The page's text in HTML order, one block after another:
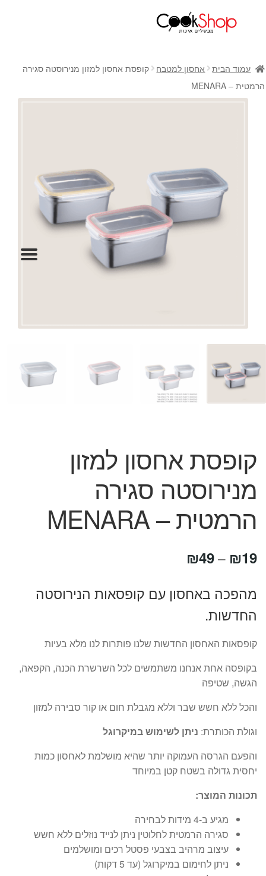
חנות
כלי בישול
סירים
אחסון למטבח
סכינים
קפה ותה
עגלת קניות
תשלום
עמוד הבית אחסון למטבח
קופסת אחסון למזון מנירוסטה סגירה
הרמטית – MENARA
קופסת אחסון למזון
מנירוסטה סגירה
הרמטית – MENARA
₪19
–
₪49
מהפכה באחסון עם קופסאות הנירוסטה
החדשות.
קופסאות האחסון החדשות שלנו פותרות לנו מלא בעיות
בקופסה אחת אנחנו משתמשים לכל השרשרת הכנה, הקפאה,
הגשה, שטיפה
והכל ללא חשש שבר וללא מגבלת חום או קור סבירה למזון
וגולת הכותרת: ניתן לשימוש במיקרוגל
והפעם הגרסה העמוקה יותר שהיא מושלמת לאחסון כמות
יחסית גדולה בשטח קטן במיוחד
תכונות המוצר:
מגיע ב-4 מידות לבחירה
סגירה הרמטית לחלוטין ניתן לנייד נוזלים ללא חשש
עיצוב מרהיב בצבעי פסטל רכים ומושלמים
ניתן לחימום במיקרוגל (עד 5 דקות)